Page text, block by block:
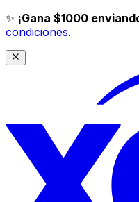
✨ ¡Gana $1000
condiciones.